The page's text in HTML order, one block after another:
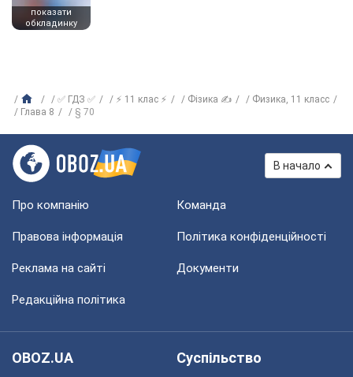
показати
обкладинку
✅ ГДЗ ✅ ⚡ 11 клас ⚡ Фізика ✍
Физика, 11 класс
Глава 8
§ 70
В начало
Про компанію Команда
Правова інформація Політика конфіденційності
Реклама на сайті Документи
Редакційна політика
OBOZ.UA
Суспільство